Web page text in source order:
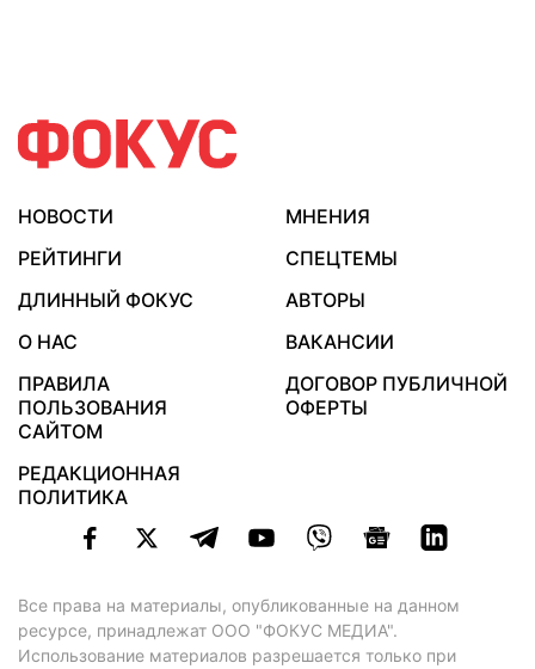
НОВОСТИ
МНЕНИЯ
РЕЙТИНГИ
СПЕЦТЕМЫ
ДЛИННЫЙ ФОКУС
АВТОРЫ
О НАС
ВАКАНСИИ
ПРАВИЛА
ПОЛЬЗОВАНИЯ
САЙТОМ
ДОГОВОР ПУБЛИЧНОЙ
ОФЕРТЫ
РЕДАКЦИОННАЯ
ПОЛИТИКА
Все права на материалы, опубликованные на данном
ресурсе, принадлежат ООО "ФОКУС МЕДИА".
Использование материалов разрешается только при